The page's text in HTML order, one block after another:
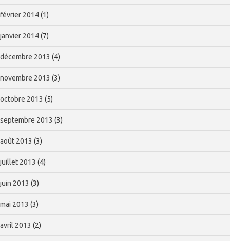
février 2014(1)
janvier 2014(7)
décembre 2013 (4)
novembre 2013 (3)
octobre 2013 (5)
septembre 2013 (3)
août 2013 (3)
juillet 2013 (4)
juin 2013 (3)
mai 2013 (3)
avril 2013 (2)